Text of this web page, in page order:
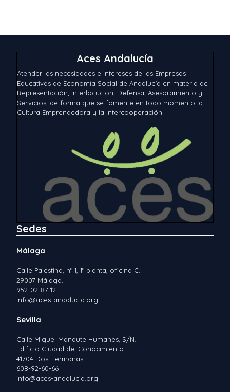
Aces Andalucía
Atender las necesidades e intereses de las Empresas
Educativas de Economía Social de Andalucía en materia de
Representación, Interlocución, Defensa, Asesoramiento y
Servicios, de forma que se fomente en todo momento la
Cultura Emprendedora y la Intercooperación
Sedes
Málaga
Calle Palestina, nº 1, 1ª planta, oficina C.
29007 Málaga.
952-02-87-12
info@aces-andalucia.org
Sevilla
Calle Miguel Manaute Humanes, S/N.
Edificio Ciudad del Conocimiento.
41704 Dos Hermanas.
608-92-60-66
info@aces-andalucia.org